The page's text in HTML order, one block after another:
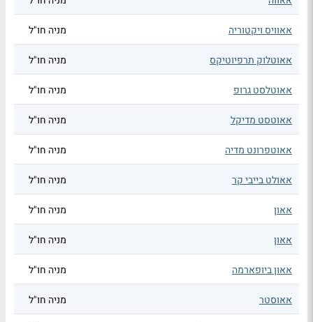
אאוויס ויקטוריה מניה חו"ל
אאוטלוק תרפיוטיקס מניה חו"ל
אאוטלסט גרופ מניה חו"ל
אאוטסט מדיקל מניה חו"ל
אאוטפרונט מדיה מניה חו"ל
אאולט בייבי קר מניה חו"ל
אאון מניה חו"ל
אאון מניה חו"ל
אאון ביופארמה מניה חו"ל
אאוסטר מניה חו"ל